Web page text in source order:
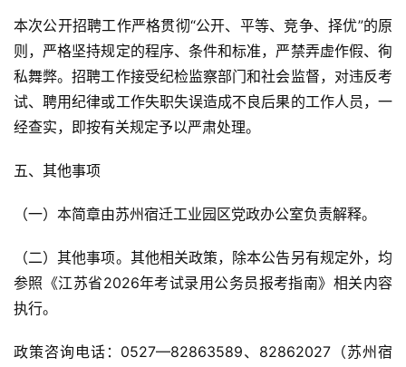
本次公开招聘工作严格贯彻“公开、平等、竞争、择优”的原
则，严格坚持规定的程序、条件和标准，严禁弄虚作假、徇
私舞弊。招聘工作接受纪检监察部门和社会监督，对违反考
试、聘用纪律或工作失职失误造成不良后果的工作人员，一
经查实，即按有关规定予以严肃处理。
五、其他事项
（一）本简章由苏州宿迁工业园区党政办公室负责解释。
（二）其他事项。其他相关政策，除本公告另有规定外，均
参照《江苏省2026年考试录用公务员报考指南》相关内容
执行。
政策咨询电话：0527—82863589、82862027（苏州宿